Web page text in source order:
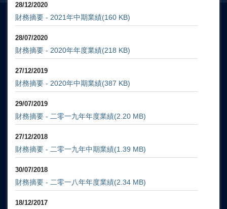
28/12/2020
財務摘要 - 2021年中期業績(160 KB)
28/07/2020
財務摘要 - 2020年年度業績(218 KB)
27/12/2019
財務摘要 - 2020年中期業績(387 KB)
29/07/2019
財務摘要 - 二零一九年年度業績(2.20 MB)
27/12/2018
財務摘要 - 二零一九年中期業績(1.39 MB)
30/07/2018
財務摘要 - 二零一八年年度業績(2.34 MB)
18/12/2017